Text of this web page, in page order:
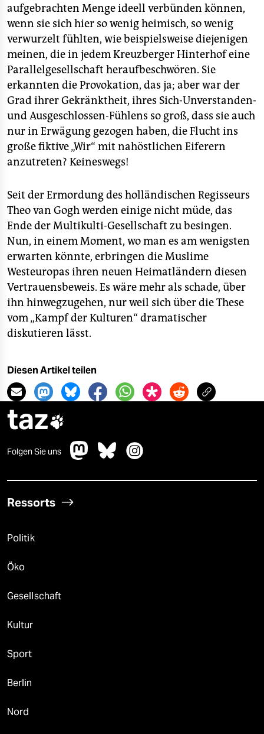
aufgebrachten Menge ideell verbünden können,
wenn sie sich hier so wenig heimisch, so wenig
verwurzelt fühlten, wie beispielsweise diejenigen
meinen, die in jedem Kreuzberger Hinterhof eine
Parallelgesellschaft heraufbeschwören. Sie
erkannten die Provokation, das ja; aber war der
Grad ihrer Gekränktheit, ihres Sich-Unverstanden-
und Ausgeschlossen-Fühlens so groß, dass sie auch
nur in Erwägung gezogen haben, die Flucht ins
große fiktive „Wir“ mit nahöstlichen Eiferern
anzutreten? Keineswegs!
Seit der Ermordung des holländischen Regisseurs
Theo van Gogh werden einige nicht müde, das
Ende der Multikulti-Gesellschaft zu besingen.
Nun, in einem Moment, wo man es am wenigsten
erwarten könnte, erbringen die Muslime
Westeuropas ihren neuen Heimatländern diesen
Vertrauensbeweis. Es wäre mehr als schade, über
ihn hinwegzugehen, nur weil sich über die These
vom „Kampf der Kulturen“ dramatischer
diskutieren lässt.
Diesen Artikel teilen
taz
Folgen Sie uns
Ressorts
Politik
Öko
Gesellschaft
Kultur
Sport
Berlin
Nord